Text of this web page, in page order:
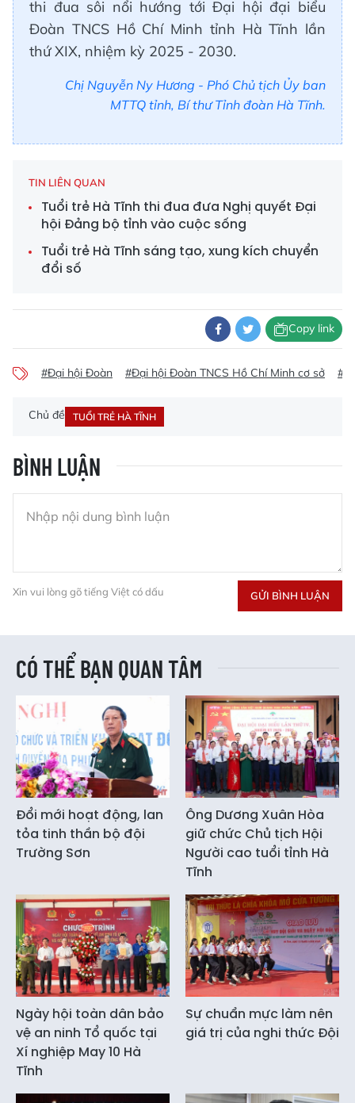
thi đua sôi nổi hướng tới Đại hội đại biểu
Đoàn TNCS Hồ Chí Minh tỉnh Hà Tĩnh lần
thứ XIX, nhiệm kỳ 2025 - 2030.
Chị Nguyễn Ny Hương - Phó Chủ tịch Ủy ban
MTTQ tỉnh, Bí thư Tỉnh đoàn Hà Tĩnh.
TIN LIÊN QUAN
Tuổi trẻ Hà Tĩnh thi đua đưa Nghị quyết Đại
hội Đảng bộ tỉnh vào cuộc sống
Tuổi trẻ Hà Tĩnh sáng tạo, xung kích chuyển
đổi số
Copy link
#Đại hội Đoàn #Đại hội Đoàn TNCS Hồ Chí Minh cơ sở
Chủ đề TUỔI TRẺ HÀ TĨNH
BÌNH LUẬN
Xin vui lòng gõ tiếng Việt có dấu GỬI BÌNH LUẬN
CÓ THỂ BẠN QUAN TÂM
Đổi mới hoạt động, lan
tỏa tinh thần bộ đội
Trường Sơn
Ông Dương Xuân Hòa
giữ chức Chủ tịch Hội
Người cao tuổi tỉnh Hà
Tĩnh
Ngày hội toàn dân bảo
vệ an ninh Tổ quốc tại
Xí nghiệp May 10 Hà
Tĩnh
Sự chuẩn mực làm nên
giá trị của nghi thức Đội